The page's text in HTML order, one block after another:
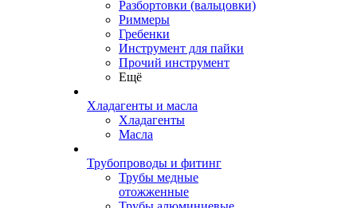
Разбортовки (вальцовки)
Риммеры
Гребенки
Инструмент для пайки
Прочий инструмент
Ещё
Хладагенты и масла
Хладагенты
Масла
Трубопроводы и фитинг
Трубы медные
отожженные